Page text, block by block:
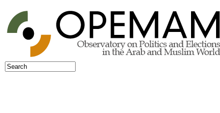
Jump to navigation
Search form
Search